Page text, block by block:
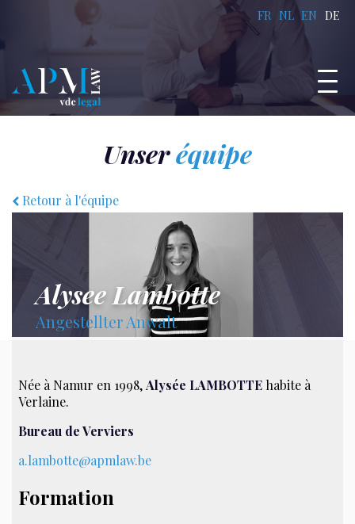
FR NL EN DE
Unseréquipe
Retour à l'équipe
Alysee Lambotte
Angestellter Anwalt
Née à Namur en 1998,Alysée LAMBOTTE habite à
Verlaine.
Bureau de Verviers
a.lambotte@apmlaw.be
Formation